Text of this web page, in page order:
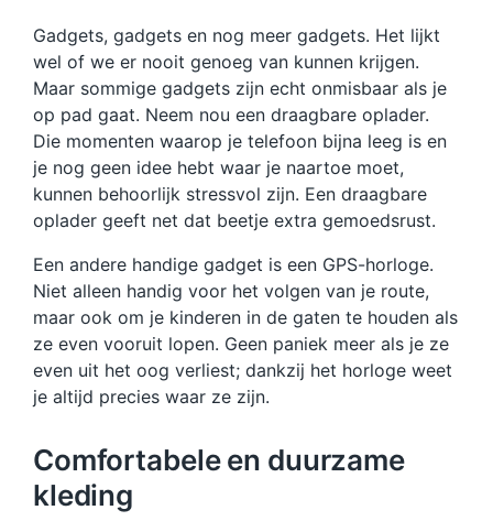
Gadgets, gadgets en nog meer gadgets. Het lijkt
wel of we er nooit genoeg van kunnen krijgen.
Maar sommige gadgets zijn echt onmisbaar als je
op pad gaat. Neem nou een draagbare oplader.
Die momenten waarop je telefoon bijna leeg is en
je nog geen idee hebt waar je naartoe moet,
kunnen behoorlijk stressvol zijn. Een draagbare
oplader geeft net dat beetje extra gemoedsrust.
Een andere handige gadget is een GPS-horloge.
Niet alleen handig voor het volgen van je route,
maar ook om je kinderen in de gaten te houden als
ze even vooruit lopen. Geen paniek meer als je ze
even uit het oog verliest; dankzij het horloge weet
je altijd precies waar ze zijn.
Comfortabele en duurzame
kleding